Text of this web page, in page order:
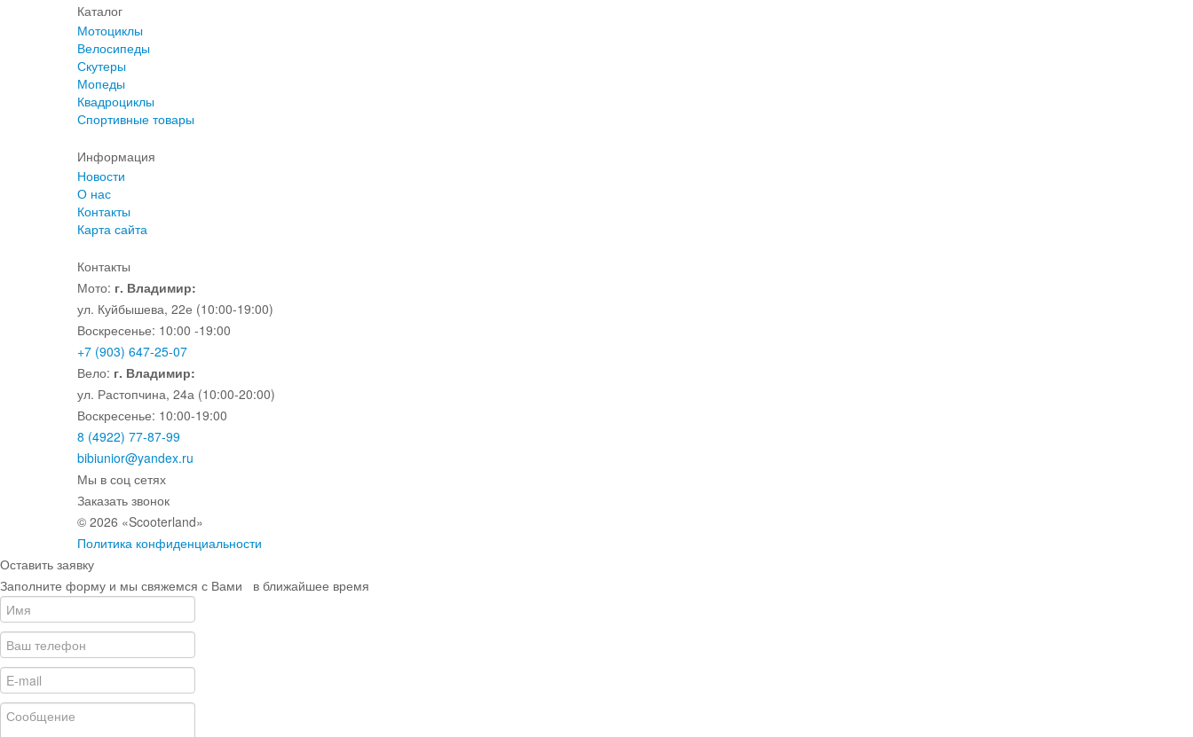
Каталог
Мотоциклы
Велосипеды
Скутеры
Мопеды
Квадроциклы
Спортивные товары
Информация
Новости
О нас
Контакты
Карта сайта
Контакты
Мото: г. Владимир:
ул. Куйбышева, 22е (10:00-19:00)
Воскресенье: 10:00 -19:00
+7 (903) 647-25-07
Вело: г. Владимир:
ул. Растопчина, 24а (10:00-20:00)
Воскресенье: 10:00-19:00
8 (4922) 77-87-99
bibiunior@yandex.ru
Мы в соц сетях
Заказать звонок
© 2026 «Scooterland»
Политика конфиденциальности
Оставить заявку
Заполните форму и мы свяжемся с Вами в ближайшее время